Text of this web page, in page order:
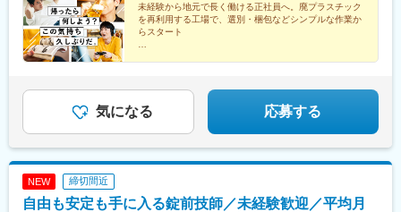
県鈴鹿市御薗町鎌田3600番地 33日野工場／滋賀県蒲生郡日野町
大字奥之池渡り山565- 13姫路工場／兵庫県姫路市網干区浜田
1223-27笠岡工場／岡山県笠岡市港町1-26広島工場／広島県廿日
市市峠245番地58受動喫煙対策：屋内禁煙
給に固定残業代2万円（月9時間分）＋一律技能手当5万円＋一律
特別勤務手当4万5000円含む＜太田・真岡・ひたちなか・富士・
岡崎・鈴鹿・日野・姫路工場＞■試用期間中月給26万5000円■試用
期間終了後月給26万6000円※いずれも月給に固定残業代2万円（月
袖ヶ浦工場＞■試用期間中月給28万円■試用期間終了後月給28万
1000円※いずれも月給に固定残業代2万円（月10時間分）＋一律技
能手当5万円＋一律地域手当4万円含む※いずれも固定残業代は残
業の有無に関わらず支給／超過分は別途支給
未経験から地元で長く働ける正社員へ。廃プラスチック
を再利用する工場で、選別・梱包などシンプルな作業か
らスタート
気になる 応募する
NEW 締切間近
自由も安定も手に入る錠前技師／未経験歓迎／平均月